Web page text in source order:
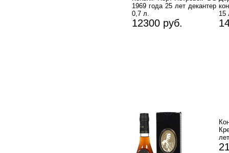
1969 года 25 лет декантер
0,7 л.
12300 руб.
15